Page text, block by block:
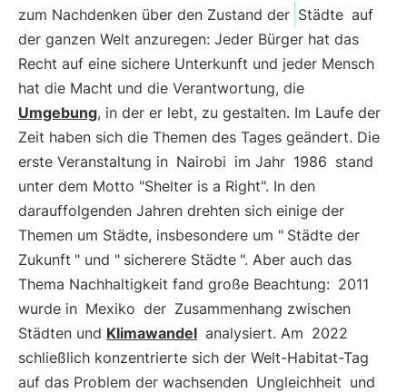
zum Nachdenken über den Zustand der Städte auf
der ganzen Welt anzuregen: Jeder Bürger hat das
Recht auf eine sichere Unterkunft und jeder Mensch
hat die Macht und die Verantwortung, die
Umgebung, in der er lebt, zu gestalten. Im Laufe der
Zeit haben sich die Themen des Tages geändert. Die
erste Veranstaltung in Nairobi im Jahr 1986 stand
unter dem Motto "Shelter is a Right". In den
darauffolgenden Jahren drehten sich einige der
Themen um Städte, insbesondere um " Städte der
Zukunft " und " sicherere Städte ". Aber auch das
Thema Nachhaltigkeit fand große Beachtung: 2011
wurde in Mexiko der Zusammenhang zwischen
Städten und Klimawandel analysiert. Am 2022
schließlich konzentrierte sich der Welt-Habitat-Tag
auf das Problem der wachsenden Ungleichheit und